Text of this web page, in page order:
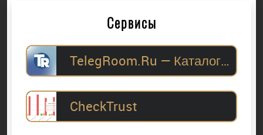
Сервисы
TelegRoom.Ru — Каталог Telegram-каналов для
CheckTrust